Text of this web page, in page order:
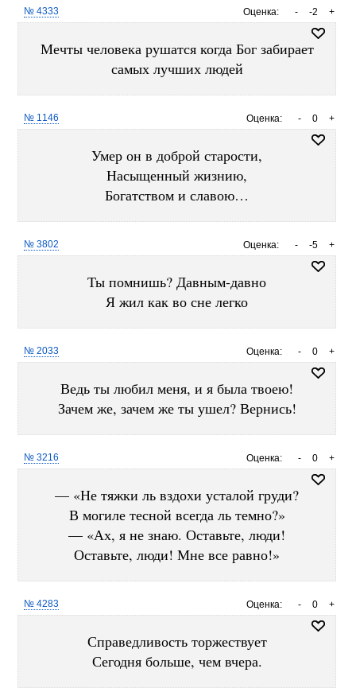
Оценка: +
-2
-
№ 4333
Мечты человека рушатся когда Бог забирает
самых лучших людей
Оценка: +
0
-
№ 1146
Умер он в доброй старости,
Насыщенный жизнию,
Богатством и славою…
Оценка: +
-5
-
№ 3802
Ты помнишь? Давным-давно
Я жил как во сне легко
Оценка: +
0
-
№ 2033
Ведь ты любил меня, и я была твоею!
Зачем же, зачем же ты ушел? Вернись!
Оценка: +
0
-
№ 3216
— «Не тяжки ль вздохи усталой груди?
В могиле тесной всегда ль темно?»
— «Ах, я не знаю. Оставьте, люди!
Оставьте, люди! Мне все равно!»
Оценка: +
0
-
№ 4283
Справедливость торжествует
Сегодня больше, чем вчера.